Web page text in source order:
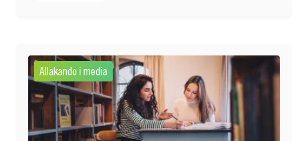
Allakando i media